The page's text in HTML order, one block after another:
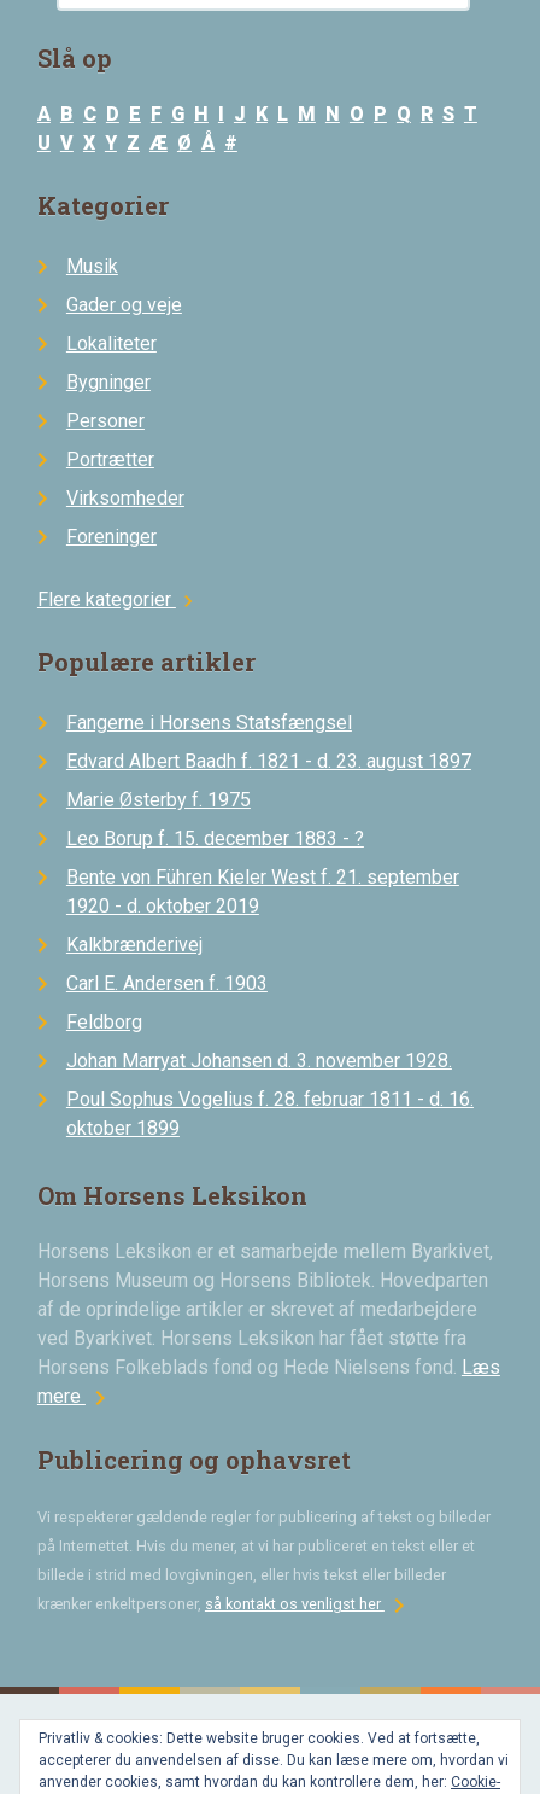
Slå op
A B C D E F G H J K L M N O P Q R S T
U V X Y Z Æ Ø Å #
Kategorier
Musik
Gader og veje
Lokaliteter
Bygninger
Personer
Portrætter
Virksomheder
Foreninger
Flere kategorier chevron_right
Populære artikler
Fangerne i Horsens Statsfængsel
Edvard Albert Baadh f. 1821 - d. 23. august 1897
Marie Østerby f. 1975
Leo Borup f. 15. december 1883 - ?
Bente von Führen Kieler West f. 21. september
1920 - d. oktober 2019
Kalkbrænderivej
Carl E. Andersen f. 1903
Feldborg
Johan Marryat Johansen d. 3. november 1928.
Poul Sophus Vogelius f. 28. februar 1811 - d. 16.
oktober 1899
Om Horsens Leksikon
Horsens Leksikon er et samarbejde mellem Byarkivet,
Horsens Museum og Horsens Bibliotek. Hovedparten
af de oprindelige artikler er skrevet af medarbejdere
ved Byarkivet. Horsens Leksikon har fået støtte fra
Horsens Folkeblads fond og Hede Nielsens fond. Læs
mere chevron_right
Publicering og ophavsret
Vi respekterer gældende regler for publicering af tekst og billeder
på Internettet. Hvis du mener, at vi har publiceret en tekst eller et
billede i strid med lovgivningen, eller hvis tekst eller billeder
krænker enkeltpersoner, så kontakt os venligst herchevron_right
Bygget med
WordPressog
favoriteaf
Privatliv & cookies: Dette website bruger cookies. Ved at fortsætte,
accepterer du anvendelsen af disse. Du kan læse mere om, hvordan vi
anvender cookies, samt hvordan du kan kontrollere dem, her: Cookie-